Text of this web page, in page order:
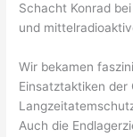
Schacht Konrad
und
Wir bekamen
Einsatztaktiken der
Auch die